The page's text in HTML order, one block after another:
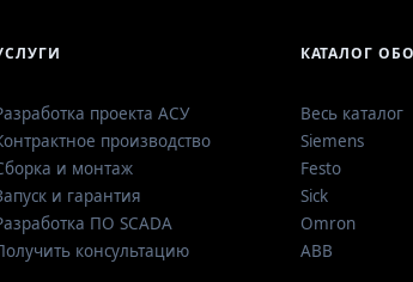
проекта АСУ
производство
и монтаж
и гарантия
ПО SCADA
консультацию
КАТАЛОГ
Весь каталог
Siemens
Festo
Sick
Omron
ABB